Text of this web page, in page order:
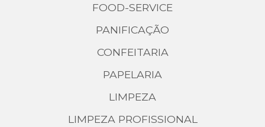
FOOD-SERVICE
PANIFICAÇÃO
CONFEITARIA
PAPELARIA
LIMPEZA
LIMPEZA PROFISSIONAL